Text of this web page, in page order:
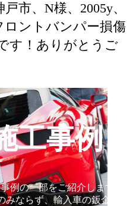
市、N様、2005y、
ロントバンパー損傷
す！ありがとうご
工事例
例の一部をご紹介します。
みならず、輸入車の鈑金・修